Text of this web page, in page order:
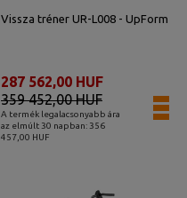
Vissza tréner UR-L008 - UpForm
A termék legalacsonyabb ára
az elmúlt 30 napban: 356
457,00 HUF
359 452,00 HUF
287 562,00 HUF